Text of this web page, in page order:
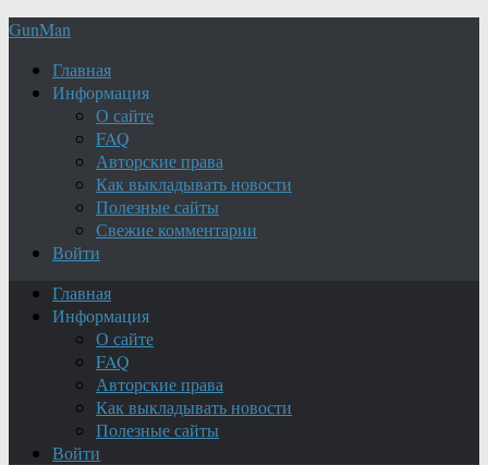
GunMan
Главная
Информация
О сайте
FAQ
Авторские права
Как выкладывать новости
Полезные сайты
Свежие комментарии
Войти
Главная
Информация
О сайте
FAQ
Авторские права
Как выкладывать новости
Полезные сайты
Войти